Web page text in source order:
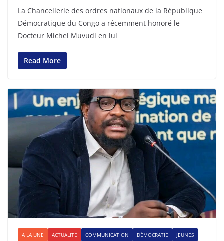
La Chancellerie des ordres nationaux de la République
Démocratique du Congo a récemment honoré le
Docteur Michel Muvudi en lui
Read More
A LA UNE ACTUALITE COMMUNICATION DÉMOCRATIE
JEUNES